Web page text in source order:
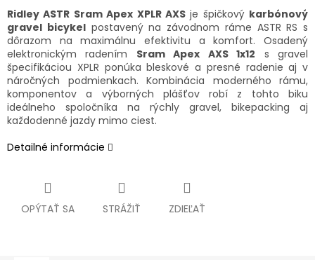
Ridley ASTR Sram Apex XPLR AXSje špičkový karbónový
gravel bicykelpostavený na závodnom ráme ASTR RS s
dôrazom na maximálnu efektivitu a komfort. Osadený
elektronickým radením Sram Apex AXS 1x12 s gravel
špecifikáciou XPLR ponúka bleskové a presné radenie aj v
náročných podmienkach. Kombinácia moderného rámu,
komponentov a výborných plášťov robí z tohto biku
ideálneho spoločníka na rýchly gravel, bikepacking aj
každodenné jazdy mimo ciest.
Detailné informácie
OPÝTAŤ SA STRÁŽIŤ ZDIEĽAŤ